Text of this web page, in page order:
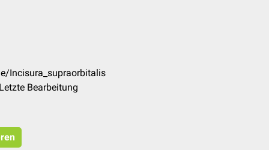
Incisura_supraorbitalis
Bearbeitung